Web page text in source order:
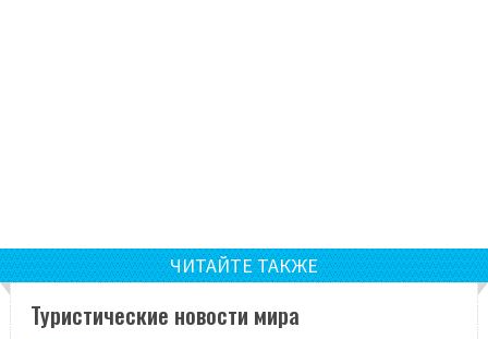
ЧИТАЙТЕ ТАКЖЕ
Туристические новости мира